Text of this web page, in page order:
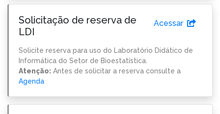
Solicitação de reserva de
LDI
Acessar
Solicite reserva para uso do Laboratório Didático de
Informática do Setor de Bioestatística.
Atenção: Antes de solicitar a reserva consulte a
Agenda